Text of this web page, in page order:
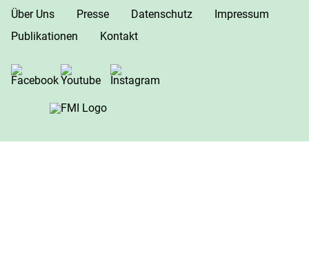
Über Uns Presse Datenschutz
Impressum
Publikationen
Kontakt